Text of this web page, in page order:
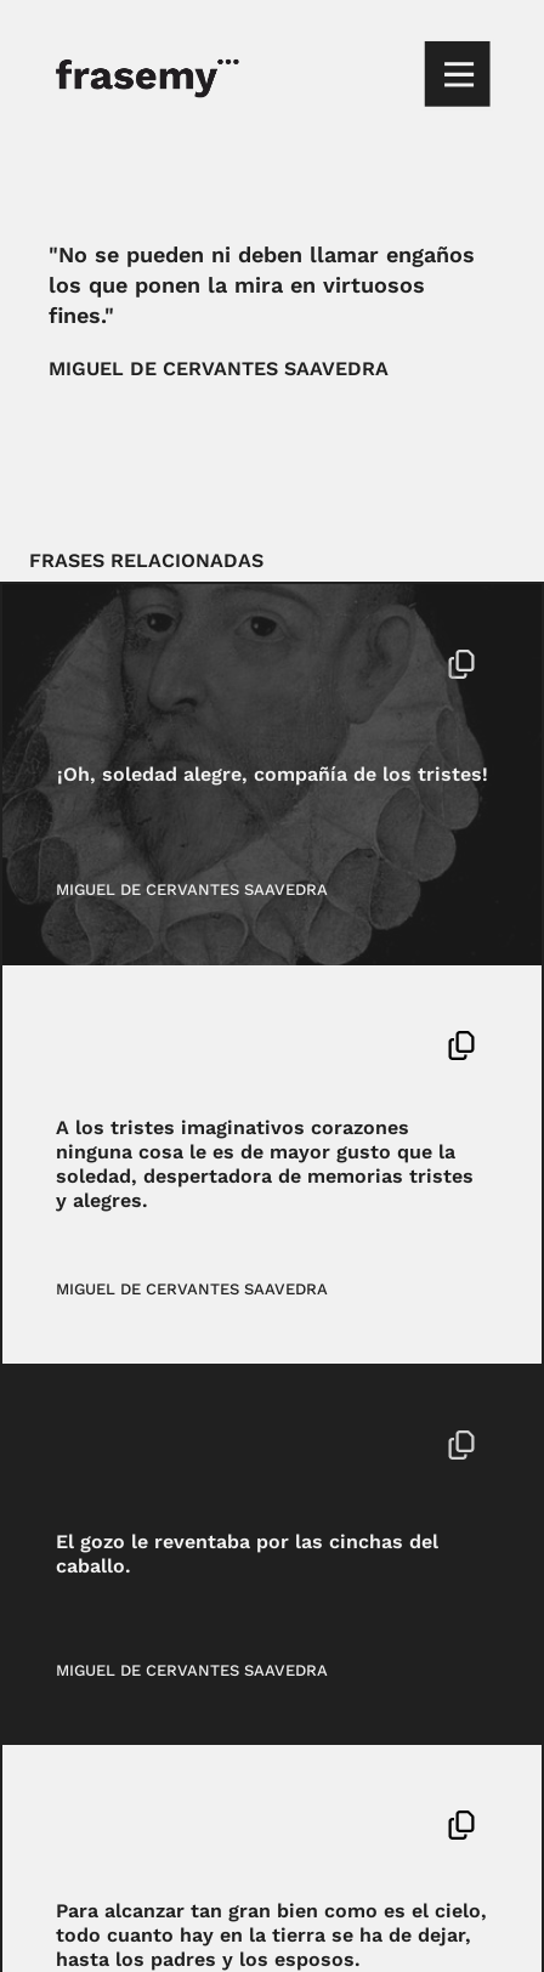
"No se pueden ni deben llamar engaños
los que ponen la mira en virtuosos
fines."
MIGUEL DE CERVANTES SAAVEDRA
FRASES RELACIONADAS
¡Oh, soledad alegre, compañía de los tristes!
MIGUEL DE CERVANTES SAAVEDRA
A los tristes imaginativos corazones
ninguna cosa le es de mayor gusto que la
soledad, despertadora de memorias tristes
y alegres.
MIGUEL DE CERVANTES SAAVEDRA
El gozo le reventaba por las cinchas del
caballo.
MIGUEL DE CERVANTES SAAVEDRA
Para alcanzar tan gran bien como es el cielo,
todo cuanto hay en la tierra se ha de dejar,
hasta los padres y los esposos.